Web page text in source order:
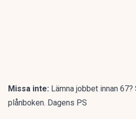
Missa inte: Lämna jobbet innan
plånboken. Dagens PS